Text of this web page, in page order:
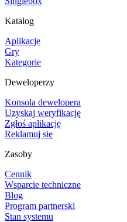
Katalog
Aplikacje
Gry
Kategorie
Deweloperzy
Konsola dewelopera
Uzyskaj weryfikację
Zgłoś aplikację
Reklamuj się
Zasoby
Cennik
Wsparcie techniczne
Blog
Program partnerski
Stan systemu